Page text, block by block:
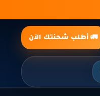
🚛 أطلب شحنتك الآن